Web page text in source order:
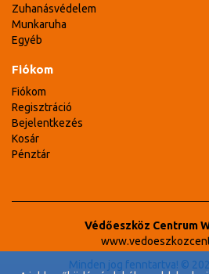
Zuhanásvédelem
Munkaruha
Egyéb
Fiókom
Fiókom
Regisztráció
Bejelentkezés
Kosár
Pénztár
Védőeszköz Centrum
Minden jog fenntartva! ©